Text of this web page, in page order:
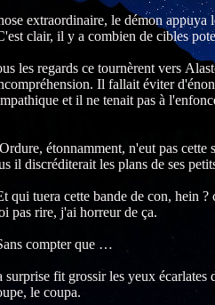
extraordinaire, le démon appuya
clair, il y a combien de cibles
les regards ce tournèrent vers
Il fallait éviter
et il ne tenait pas à
étonnamment, n'eut pas
il discréditerait les plans de ses
qui tuera cette bande de con, hein
pas rire, j'ai horreur de ça.
compter que …
surprise fit grossir les yeux
le coupa.